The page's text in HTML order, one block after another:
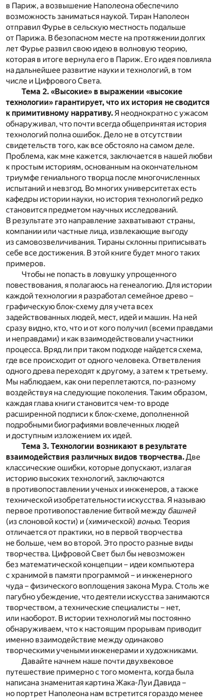
в Париж, а возвышение Наполеона обеспечило
возможность заниматься наукой. Тиран Наполеон
отправил Фурье в сельскую местность подальше
от Парижа. В безопасном месте на протяжении долгих
лет Фурье развил свою идею в волновую теорию,
которая в итоге вернула его в Париж. Его идея повлияла
на дальнейшее развитие науки и технологий, в том
числе и Цифрового Света.
Тема 2. «Высокие» в выражении «высокие
технологии» гарантирует, что их история не сводится
к примитивному нарративу.Я неоднократно с ужасом
обнаруживал, что почти всегда общепринятая история
технологий полна ошибок. Дело не в отсутствии
свидетельств того, как все обстояло на самом деле.
Проблема, как мне кажется, заключается в нашей любви
к простым историям, основанным на окончательном
триумфе гениального творца после многочисленных
испытаний и невзгод. Во многих университетах есть
кафедры истории науки, но история технологий редко
становится предметом научных исследований.
В результате это направление захватывают страны,
компании или частные лица, извлекающие выгоду
из самовозвеличивания. Тираны склонны приписывать
себе все достижения. В этой книге будет много таких
примеров.
Чтобы не попасть в ловушку упрощенного
повествования, я полагаюсь на генеалогию. Для истории
каждой технологии я разработал семейное древо –
графическую блок-схему для учета всех
задействованных людей, мест, идей и машин. На ней
сразу видно, кто, что и от кого получил (всеми правдами
и неправдами) и как взаимодействовали участники
процесса. Вряд ли при таком подходе найдется схема,
где все происходит от одного человека. Ответвления
одного древа переходят к другому, а затем к третьему.
Мы наблюдаем, как они переплетаются, по-разному
воздействуя на следующие поколения. Таким образом,
каждая глава книги становится чем-то вроде
расширенной подписи к блок-схеме, дополненной
подробными биографиями вовлеченных людей
и доступным изложением их идей.
Тема 3. Технологии возникают в результате
взаимодействия различных видов творчества.Две
классические ошибки, которые допускают, излагая
историю высоких технологий, заключаются
в противопоставлении ученых и инженеров, а также
технической изобретательности искусства. Я называю
первое противопоставление битвой между башней
(из слоновой кости) и (химической) вонью. Теория
отличается от практики, но в первой творчества
не больше, чем во второй. Это просто разные виды
творчества. Цифровой Свет был бы невозможен
без математической концепции – идеи компьютера
с хранимой в памяти программой – и инженерного
чуда – физического воплощения закона Мура. Столь же
пагубно убеждение, что деятели искусства занимаются
творчеством, а технические специалисты – нет,
или наоборот. В истории технологий мы постоянно
обнаруживаем, что к настоящим прорывам приводит
именно взаимодействие между одинаково
творческими учеными инженерами и художниками.
Давайте начнем наше почти двухвековое
путешествие примерно с того момента, когда была
написана знаменитая картина Жака-Луи Давида –
но портрет Наполеона нам встретится гораздо менее